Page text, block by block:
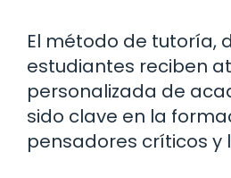
El método de tutoría,
estudiantes reciben
personalizada de
sido clave en la
pensadores críticos y